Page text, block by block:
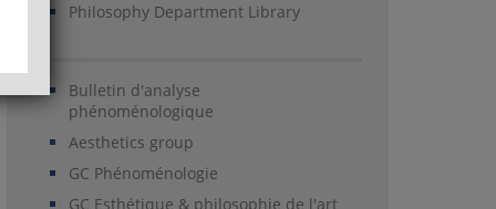
Philosophy Department Library
Bulletin d'analyse
phénoménologique
Aesthetics group
GC Phénoménologie
GC Esthétique & philosophie de l'art